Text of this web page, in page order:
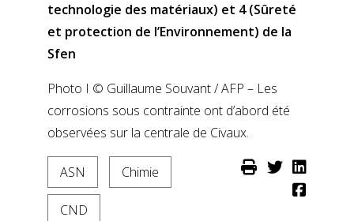
technologie des matériaux) et 4 (Sûreté
et protection de l’Environnement) de la
Sfen
Photo I © Guillaume Souvant / AFP – Les
corrosions sous contrainte ont d’abord été
observées sur la centrale de Civaux.
ASN Chimie
CND